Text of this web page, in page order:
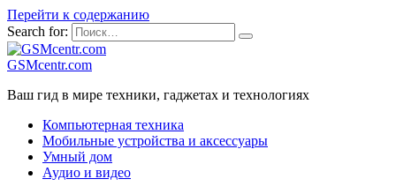
Перейти к содержанию
Search for:
GSMcentr.com
Ваш гид в мире техники, гаджетах и технологиях
Компьютерная техника
Мобильные устройства и аксессуары
Умный дом
Аудио и видео